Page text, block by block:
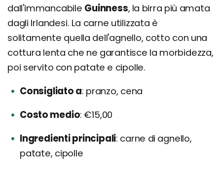
dall'immancabile Guinness, la birra più amata
dagli Irlandesi. La carne utilizzata è
solitamente quella dell'agnello, cotto con una
cottura lenta che ne garantisce la morbidezza,
poi servito con patate e cipolle.
Consigliato a pranzo, cena
Costo medio €15,00
Ingredienti principali carne di agnello,
patate, cipolle